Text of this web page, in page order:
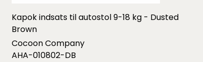
Kapok indsats til autostol 9-18 kg - Dusted
Brown
Cocoon Company
AHA-010802-DB